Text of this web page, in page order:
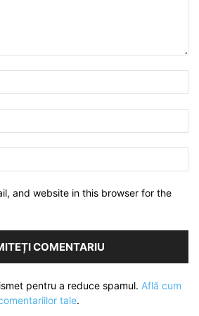
and website in this browser for the
pentru a reduce spamul. Află cum
tale.